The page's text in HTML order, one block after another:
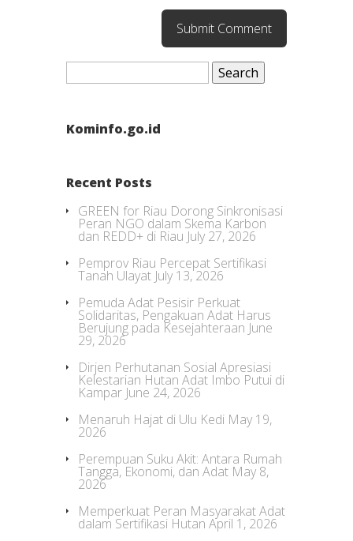
Search
Kominfo.go.id
Recent Posts
GREEN for Riau Dorong Sinkronisasi
Peran NGO dalam Skema Karbon
dan REDD+ di Riau July 27, 2026
Pemprov Riau Percepat Sertifikasi
Tanah Ulayat July 13, 2026
Pemuda Adat Pesisir Perkuat
Solidaritas, Pengakuan Adat Harus
Berujung pada Kesejahteraan June
29, 2026
Dirjen Perhutanan Sosial Apresiasi
Kelestarian Hutan Adat Imbo Putui di
Kampar June 24, 2026
Menaruh Hajat di Ulu Kedi May 19,
2026
Perempuan Suku Akit: Antara Rumah
Tangga, Ekonomi, dan Adat May 8,
2026
Memperkuat Peran Masyarakat Adat
dalam Sertifikasi Hutan April 1, 2026